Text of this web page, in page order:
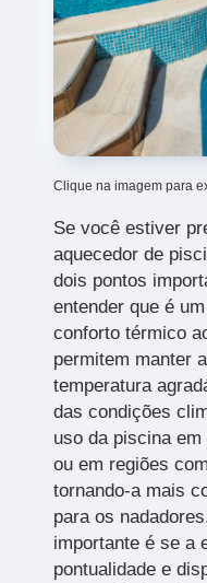
Clique na imagem para
Se você estiver
aquecedor de
dois pontos
entender que é
conforto térmico
permitem manter
temperatura
das condições
uso da piscina
ou em regiões
tornando-a mais
para os
importante é se a
pontualidade e